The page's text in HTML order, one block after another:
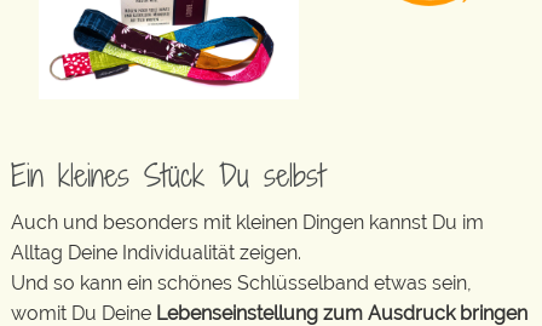
Ein kleines Stück Du selbst
Auch und besonders mit kleinen Dingen kannst Du im
Alltag Deine Individualität zeigen.
Und so kann ein schönes Schlüsselband etwas sein,
womit Du Deine Lebenseinstellung zum Ausdruck bringen